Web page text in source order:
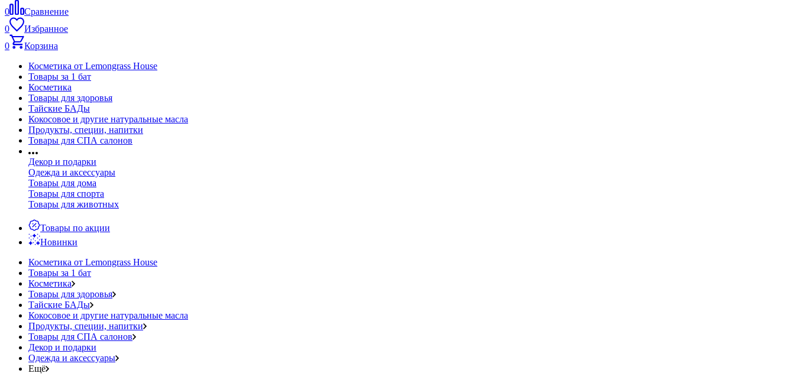
0
Сравнение
0
Избранное
0
Корзина
Косметика от Lemongrass House
Товары за 1 бат
Косметика
Товары для здоровья
Тайские БАДы
Кокосовое и другие натуральные масла
Продукты, специи, напитки
Товары для СПА салонов
Декор и подарки
Одежда и аксессуары
Товары для дома
Товары для спорта
Товары для животных
Товары по акции
Новинки
Косметика от Lemongrass House
Товары за 1 бат
Косметика
Товары для здоровья
Тайские БАДы
Кокосовое и другие натуральные масла
Продукты, специи, напитки
Товары для СПА салонов
Декор и подарки
Одежда и аксессуары
Ещё